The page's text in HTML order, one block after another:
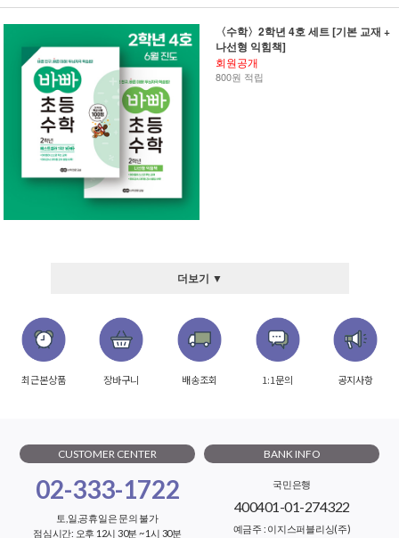
〈수학〉2학년 4호 세트 [기본 교재 +
나선형 익힘책]
회원공개
800원 적립
더보기 ▼
최근본상품 장바구니 배송조회 1:1문의 공지사항
CUSTOMER CENTER
02-333-1722
토,일,공휴일은 문의 불가
점심시간: 오후 12시 30분 ~ 1시 30분
BANK INFO
국민은행
400401-01-274322
예금주 : 이지스퍼블리싱(주)